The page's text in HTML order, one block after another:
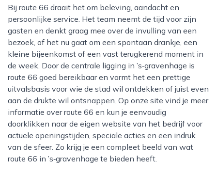
Bij route 66 draait het om beleving, aandacht en
persoonlijke service. Het team neemt de tijd voor zijn
gasten en denkt graag mee over de invulling van een
bezoek, of het nu gaat om een spontaan drankje, een
kleine bijeenkomst of een vast terugkerend moment in
de week. Door de centrale ligging in ’s‑gravenhage is
route 66 goed bereikbaar en vormt het een prettige
uitvalsbasis voor wie de stad wil ontdekken of juist even
aan de drukte wil ontsnappen. Op onze site vind je meer
informatie over route 66 en kun je eenvoudig
doorklikken naar de eigen website van het bedrijf voor
actuele openingstijden, speciale acties en een indruk
van de sfeer. Zo krijg je een compleet beeld van wat
route 66 in ’s‑gravenhage te bieden heeft.